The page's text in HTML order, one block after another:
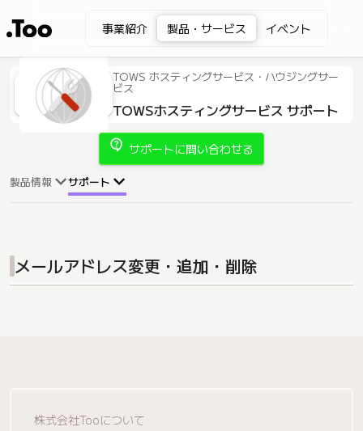
事業紹介 製品・サービス イベント
TOWS ホスティングサービス・ハウジングサー
ビス
TOWSホスティングサービス サポート
contact_support サポートに問い合わせる
製品情報 サポート
メールアドレス変更・追加・削除
株式会社Tooについて